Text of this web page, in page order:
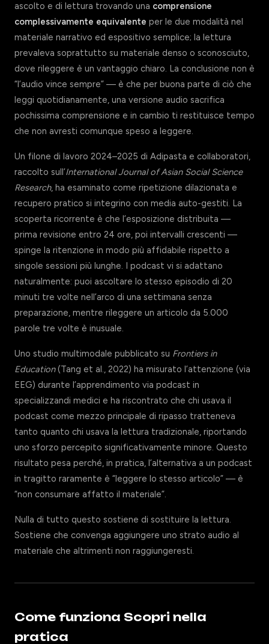
ascolto e di lettura trovando una comprensione
complessivamente equivalente per le due modalità nel
materiale narrativo ed espositivo semplice; la lettura
prevaleva soprattutto su materiale denso o sconosciuto,
dove rileggere è un vantaggio chiaro. La conclusione non è
“l’audio vince sempre” — è che per buona parte di ciò che
leggi quotidianamente, una versione audio sacrifica
pochissima comprensione e in cambio ti restituisce tempo
che non avresti comunque speso a leggere.
Un filone di lavoro 2024–2025 di Adipasta e collaboratori,
raccolto sull’International Journal of Asian Social Science
Research, ha esaminato come ripetizione dilazionata e
recupero pratico si integrino con media auto-gestiti. La
scoperta ricorrente è che l’esposizione distribuita —
prima revisione entro 24 ore, poi intervalli crescenti —
spinge la ritenzione in modo più affidabile rispetto a
singole sessioni più lunghe. I podcast vi si adattano
naturalmente: puoi ascoltare lo stesso episodio di 20
minuti tre volte nell’arco di una settimana senza
preparazione, mentre rileggere un articolo da 5.000
parole tre volte è inusuale.
Uno studio multimodale pubblicato su Frontiers in
Education(Tang et al., 2022) ha misurato l’attenzione (via
EEG) durante l’apprendimento via podcast in
specializzandi medici e ha riscontrato che chi usava il
podcast come mezzo principale di ripasso tratteneva
tanto quanto chi usava la lettura tradizionale, riportando
uno sforzo percepito significativamente minore. Questo
risultato pesa perché, in pratica, l’alternativa a un podcast
in tragitto raramente è “leggere lo stesso articolo” — è
“non consumare affatto il materiale”.
Nulla di tutto questo sostiene di sostituire la lettura.
Sostiene che convenga aggiungere uno strato audio al
materiale che altrimenti non raggiungeresti.
Come funziona Scopri nella
pratica